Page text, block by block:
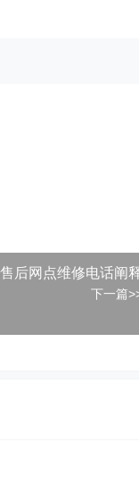
后网点维修电话阐
下一篇